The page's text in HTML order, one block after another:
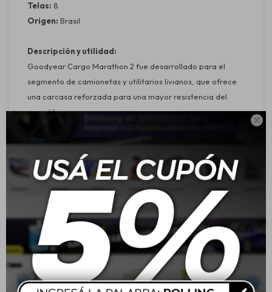

Telas: 8
Origen: Brasil
Descripción y utilidad:
Goodyear Cargo Marathon 2 fue desarrollado para el
segmento de camionetas y utilitarios livianos, que ofrece
una carcasa reforzada para una mayor resistencia del
neumático.
Características:
El compuesto especial con sílica y la construcción
optimizada de la banda proporcionan una menor
resistencia al rodamiento.
Los surcos más profundos en las áreas de los hombros
mejoran la dispersión del agua.
Los bloques asimétricos de la banda de rodamiento
proporcionan una conducción silenciosa.
Ribs laterales más anchos que dan como resultado una
mejor distribución de la presión y una mayor vida útil.